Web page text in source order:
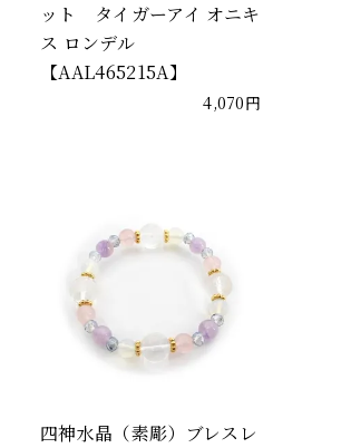
ット タイガーアイ オニキ
ス ロンデル
【AAL465215A】
4,070円
四神水晶（素彫）ブレスレ